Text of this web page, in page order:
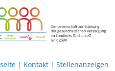
| Kontakt| Stellenanzeigen